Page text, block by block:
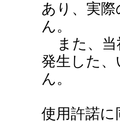
あり、実
ん。
また、当
発生した
ん。
使用許諾